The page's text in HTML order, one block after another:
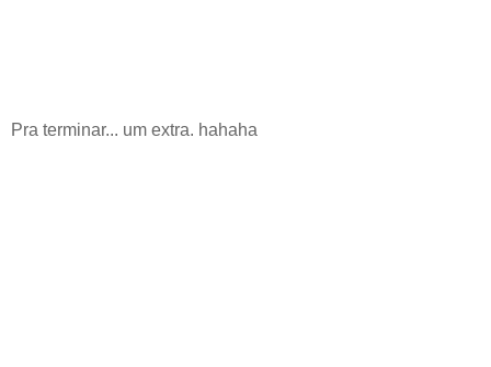
Pra terminar... um extra. hahaha